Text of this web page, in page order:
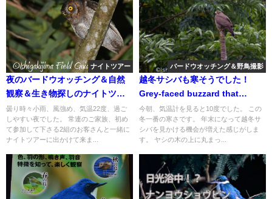
ナイトツアー
夜のバードウオッチング＆自然
観察＆生き物探しのナイトツア
ー！！
曇り時々小雨、風強め、気温22度、過ご
しやすい夜でした。 常連のご家族、初め
て参加して下さる2組のお客さんと一緒に
ナイトツアーに出かけて来ま...
バードウオッチング＆野鳥撮影
越冬サシバも寒そうでした！
Grey-faced buzzard that
seems to be cold.
今朝、気温計を見ると10度でした。 この
冬一番の寒さです。 年末になって越冬サ
シバを見かける機会が増えた感じがしま
す。 ヤシの木の上に丸まっ...